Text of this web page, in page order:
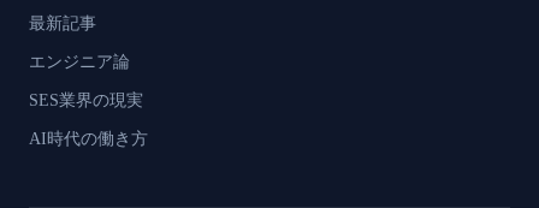
最新記事
エンジニア論
SES業界の現実
AI時代の働き方